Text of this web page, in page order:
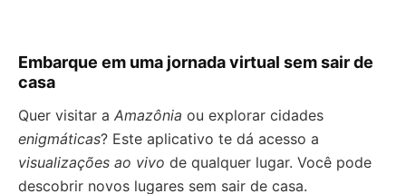
Embarque em uma jornada virtual sem sair de
casa
Quer visitar a Amazônia ou explorar cidades
enigmáticas? Este aplicativo te dá acesso a
visualizações ao vivo de qualquer lugar. Você pode
descobrir novos lugares sem sair de casa.